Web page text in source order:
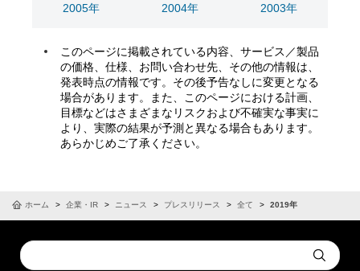
2005年
2004年 2003年
このページに掲載されている内容、サービス／製品
の価格、仕様、お問い合わせ先、その他の情報は、
発表時点の情報です。その後予告なしに変更となる
場合があります。また、このページにおける計画、
目標などはさまざまなリスクおよび不確実な事実に
より、実際の結果が予測と異なる場合もあります。
あらかじめご了承ください。
ホーム 企業・IR ニュース プレスリリース 全て 2019年
Conduct
a
Submit